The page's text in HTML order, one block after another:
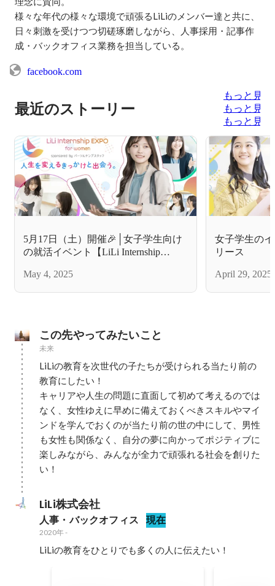
様々な年代の様々な環境で頑張るLiLiのメンバー達と共に、
日々刺激を受けつつ切磋琢磨しながら、人事採用・記事作
成・バックオフィス業務を担当している。
facebook.com
最近のストーリー
もっと見る
もっと見る
もっと見る
5月17日（土）開催🎉│女子学生向け
の就活イベント【LiLi Internship
May 4, 2025
女子学生の
リース
April 29, 2025
この先やってみたいこと
未来
LiLiの教育を次世代の子たちが受けられる当たり前の
教育にしたい！
キャリアや人生の問題に直面して初めて考えるのでは
なく、女性ゆえに早めに備えておくべきスキルやマイ
ンドを学んでおくのが当たり前の世の中にして、男性
も女性も関係なく、自分の夢に向かってポジティブに
楽しみながら、みんなが全力で頑張れる社会を創りた
い！
LiLi株式会社
人事・バックオフィス 現在
2020年-
LiLiの教育をひとりでも多くの人に伝えたい！